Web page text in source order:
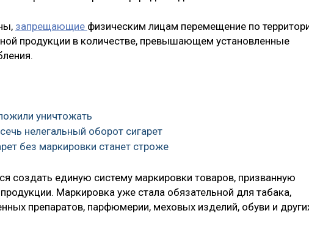
запрещающие физическим лицам перемещение по
продукции в количестве, превышающем установленные
уничтожать
нелегальный оборот сигарет
без маркировки станет строже
создать единую систему маркировки товаров, призванную
Маркировка уже стала обязательной для табака,
препаратов, парфюмерии, меховых изделий, обуви и